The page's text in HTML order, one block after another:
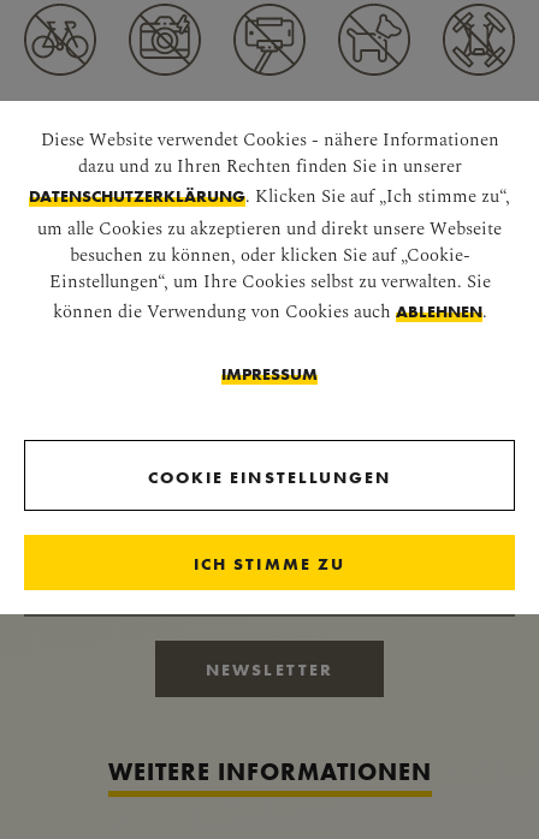
VERBINDEN WIR UNS
APP HERUNTERLADEN
IMPERIALE NEUIGKEITEN
NEWSLETTER
WEITERE INFORMATIONEN
Diese Website verwendet Cookies - nähere Informationen
dazu und zu Ihren Rechten finden Sie in unserer
DATENSCHUTZERKLÄRUNG. Klicken Sie auf „Ich stimme zu“,
um alle Cookies zu akzeptieren und direkt unsere Webseite
besuchen zu können, oder klicken Sie auf „Cookie-
Einstellungen“, um Ihre Cookies selbst zu verwalten. Sie
können die Verwendung von Cookies auch ABLEHNEN.
IMPRESSUM
COOKIE EINSTELLUNGEN
ICH STIMME ZU